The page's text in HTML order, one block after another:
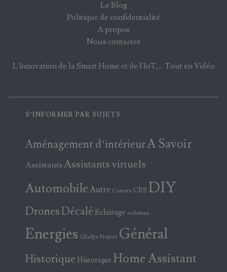
Le Blog
Politique de confidentialité
A propos
Nous contacter
L'innovation de la Smart Home et de l'IoT,... Tout en Vidéo
S’INFORMER PAR SUJETS
Aménagement d’intérieurA Savoir
AssistantsAssistants virtuels
AutomobileAutre Caméra CES DIY
DronesDécalé Eclairage eedomus
Energies Gladys Project Général
Historique Historique Home Assistant